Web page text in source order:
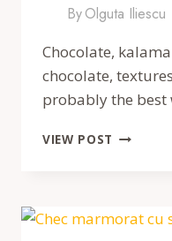
ByOlguta Iliescu
Chocolate,
chocolate,
probably the
VIEW POST